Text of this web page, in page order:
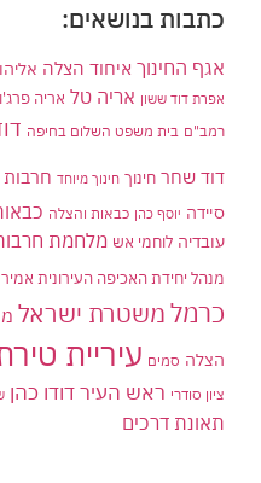
כתבות בנושאים:
אגף החינוך איחוד הצלה
אפרת דוד ששון אריה טל אריה
רמב"ם בית משפט השלום בחיפה
דוד שחר חינוך חינוך מיוחד חרבות
סיידה יוסף כהן כבאות והצלה
עובדיה לוחמי אש מלחמת
מנהל יחידת האכיפה העירונית אמיר
כרמלמשטרת ישראל
הצלה סמים עיריית
ציון סודרי ראש העיר דודו כהן
תאונת דרכים